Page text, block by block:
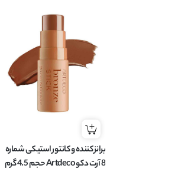
برانز کننده و کانتور استیکی شماره
8 آرت دکو Artdeco حجم 4.5 گرم